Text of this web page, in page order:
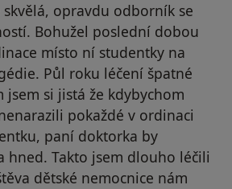
opravdu odborník se
Bohužel poslední dobou
místo ní studentky na
Půl roku léčení špatné
jsem si jistá že kdybychom
pokaždé v ordinaci
paní doktorka by
hned. Takto jsem dlouho léčili
dětské nemocnice nám